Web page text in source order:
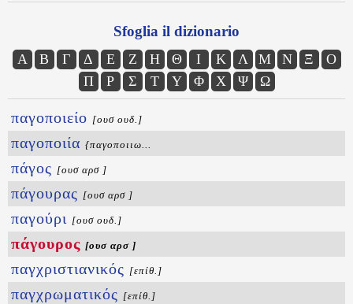
Sfoglia il dizionario
Α Β Γ Δ Ε Ζ Η Θ Ι Κ Λ Μ Ν Ξ
Ο
Π
Ρ Σ Τ Υ Φ Χ Ψ Ω
παγοποιείο [ουσ ουδ.]
παγοποιία {παγοποιιω...
πάγος [ουσ αρσ ]
πάγουρας [ουσ αρσ ]
παγούρι [ουσ ουδ.]
πάγουρος [ουσ αρσ ]
παγχριστιανικός [επίθ.]
παγχρωματικός [επίθ.]